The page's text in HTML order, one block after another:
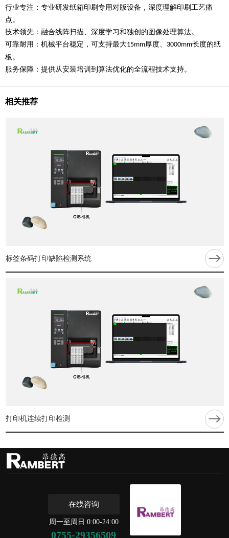
行业专注：专业研发纸箱印刷专用对版设备，深度理解印刷工艺痛
点。
技术领先：融合线阵扫描、深度学习和独创的图像处理算法。
可靠耐用：机械平台稳定，可支持最大15mm厚度、 3000mm长度的纸
板。
服务保障：提供从安装培训到算法优化的全流程技术支持。
相关推荐
标签条码打印缺陷检测系统
打印机连续打印检测
在线咨询
周一至周日 0:00-24:00
0755-29356509